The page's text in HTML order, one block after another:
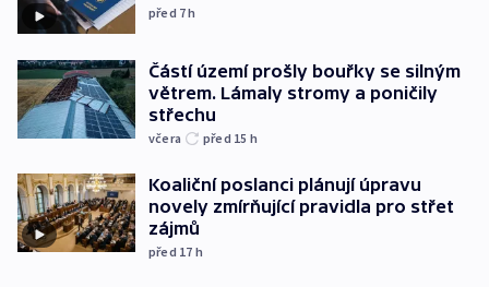
před 7h
Částí území prošly bouřky se silným
větrem. Lámaly stromy a poničily
střechu
včera před 15 h
Koaliční poslanci plánují úpravu
novely zmírňující pravidla pro střet
zájmů
před 17 h